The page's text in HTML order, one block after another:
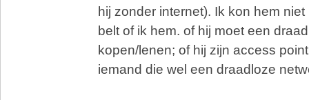
hij zonder internet). Ik kon hem
belt of ik hem. of hij moet een
kopen/lenen; of hij zijn access
iemand die wel een draadloze